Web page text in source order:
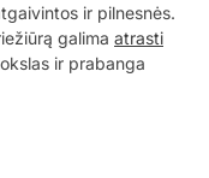
ir pilnesnės.
galima atrasti
ir prabanga